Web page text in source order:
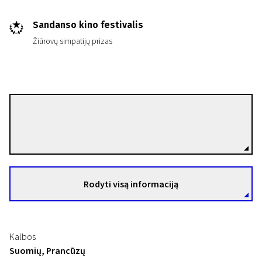
Sandanso kino festivalis
Žiūrovų simpatijų prizas
Rodyti visą informaciją
Kalbos
Suomių, Prancūzų